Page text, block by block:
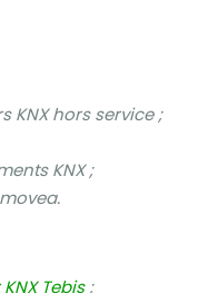
KNX hors service ;
KNX ;
Tebis;